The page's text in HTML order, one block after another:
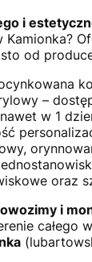
i
Kamionka?
od
ocynkowana
–
w 1
oraz
i
całego